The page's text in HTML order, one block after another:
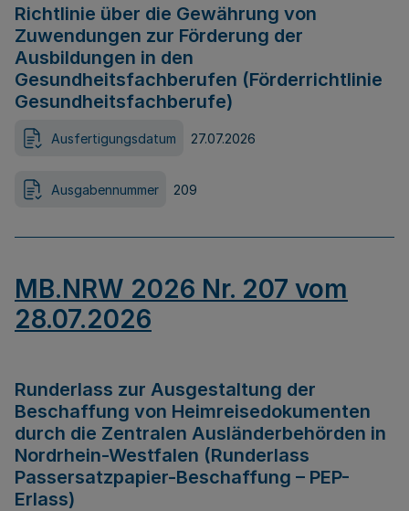
Richtlinie über die Gewährung von
Zuwendungen zur Förderung der
Ausbildungen in den
Gesundheitsfachberufen (Förderrichtlinie
Gesundheitsfachberufe)
Ausfertigungsdatum 27.07.2026
Ausgabennummer 209
MB.NRW 2026 Nr. 207 vom
28.07.2026
Runderlass zur Ausgestaltung der
Beschaffung von Heimreisedokumenten
durch die Zentralen Ausländerbehörden in
Nordrhein-Westfalen (Runderlass
Passersatzpapier-Beschaffung – PEP-
Erlass)